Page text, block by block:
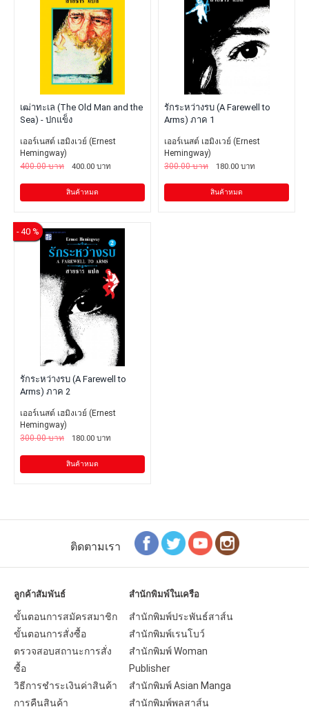
เฒ่าทะเล (The Old Man and the
Sea) - ปกแข็ง
เออร์เนสต์ เฮมิงเวย์ (Ernest
Hemingway)
400.00 บาท
400.00 บาท
สินค้าหมด
รักระหว่างรบ (A Farewell to
Arms) ภาค 1
เออร์เนสต์ เฮมิงเวย์ (Ernest
Hemingway)
300.00 บาท
180.00 บาท
สินค้าหมด
- 40 %
รักระหว่างรบ (A Farewell to
Arms) ภาค 2
เออร์เนสต์ เฮมิงเวย์ (Ernest
Hemingway)
300.00 บาท
180.00 บาท
สินค้าหมด
ติดตามเรา
ลูกค้าสัมพันธ์
ขั้นตอนการสมัครสมาชิก
ขั้นตอนการสั่งซื้อ
ตรวจสอบสถานะการสั่ง
ซื้อ
วิธีการชำระเงินค่าสินค้า
การคืนสินค้า
สำนักพิมพ์ในเครือ
สำนักพิมพ์ประพันธ์สาส์น
สำนักพิมพ์เรนโบว์
สำนักพิมพ์ Woman
Publisher
สำนักพิมพ์ Asian Manga
สำนักพิมพ์พลสาส์น